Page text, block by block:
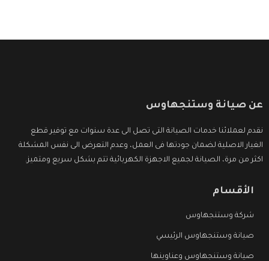
عن صيانة وستنجهاوس
نقدم لعملائنا خدمات الصيانة التى تصل الى عدة سنوات مع توفير قطع
الغيار الاصلية لضمان جودتها فى العمل، وعدم التعرض الى نفس المشكلة
اكثر من مرة، الصيانة لجميع الاجهزة الكهربائية تتم بشكل سريع ومتميز.
الأقسام
شركة وستنجهاوس
صيانة وستنجهاوس الرئيسي
صيانة وستنجهاوس وعناوينها